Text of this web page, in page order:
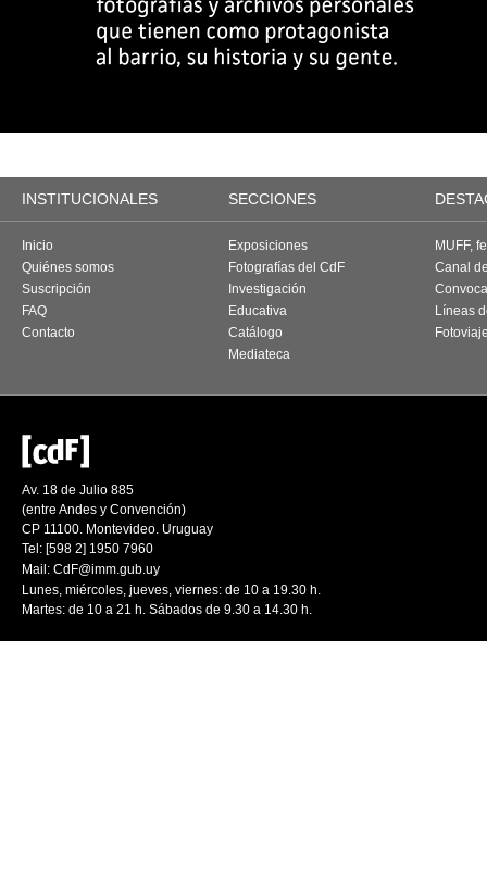
INSTITUCIONALES SECCIONES
Inicio
Quiénes somos
Suscripción
FAQ
Contacto
Exposiciones
Fotografías del CdF
Investigación
Educativa
Catálogo
Mediateca
MUFF,
Canal
Líneas
Av. 18 de Julio 885
(entre Andes y Convención)
CP 11100. Montevideo. Uruguay
Tel: [598 2] 1950 7960
Mail: CdF@imm.gub.uy
Lunes, miércoles, jueves, viernes: de 10 a 19.30 h.
Martes: de 10 a 21 h. Sábados de 9.30 a 14.30 h.